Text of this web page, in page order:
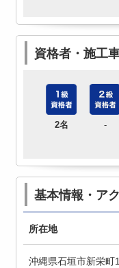
資格者・施工
2名 -
基本情報・ア
所在地
沖縄県石垣市新栄町